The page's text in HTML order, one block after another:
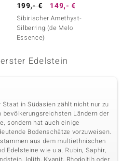
199,- € 149,- €
Sibirischer Amethyst-
Silberring (de Melo
Essence)
Edelstein
Staat in Südasien zählt nicht nur zu
bevölkerungsreichsten Ländern der
sondern hat auch einige
Bodenschätze vorzuweisen.
aus dem multiethnischen
Edelsteine wie u.a. Rubin, Saphir,